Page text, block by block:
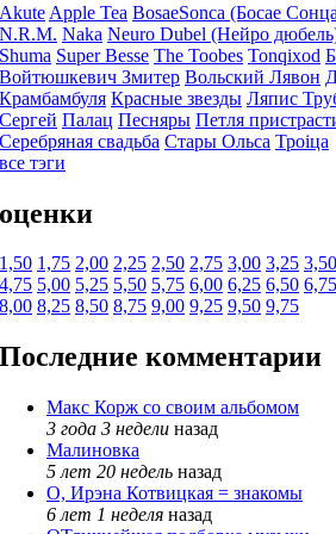
Akute Apple Tea BosaeSonca (Босае
N.R.M. Naka Neuro Dubel (Нейро
Shuma Super Besse The Toobes Tonqixod
Войтюшкевич Змитер Вольский Лявон
Крамбамбуля Красные звезды Ляпис
Сергей Палац Песняры Петля
Серебряная свадьба Стары Ольса Троіца
все тэги
оценки
1,50 1,75 2,00 2,25 2,50 2,75 3,00 3,25 3,50
4,75 5,00 5,25 5,50 5,75 6,00 6,25 6,50 6,75
8,00 8,25 8,50 8,75 9,00 9,25 9,50 9,75
Последние комментарии
Макс Корж со своим альбомом
3 года 3 недели назад
Малиновка
5 лет 20 недель назад
О, Ирэна Котвицкая = знакомы
6 лет 1 неделя назад